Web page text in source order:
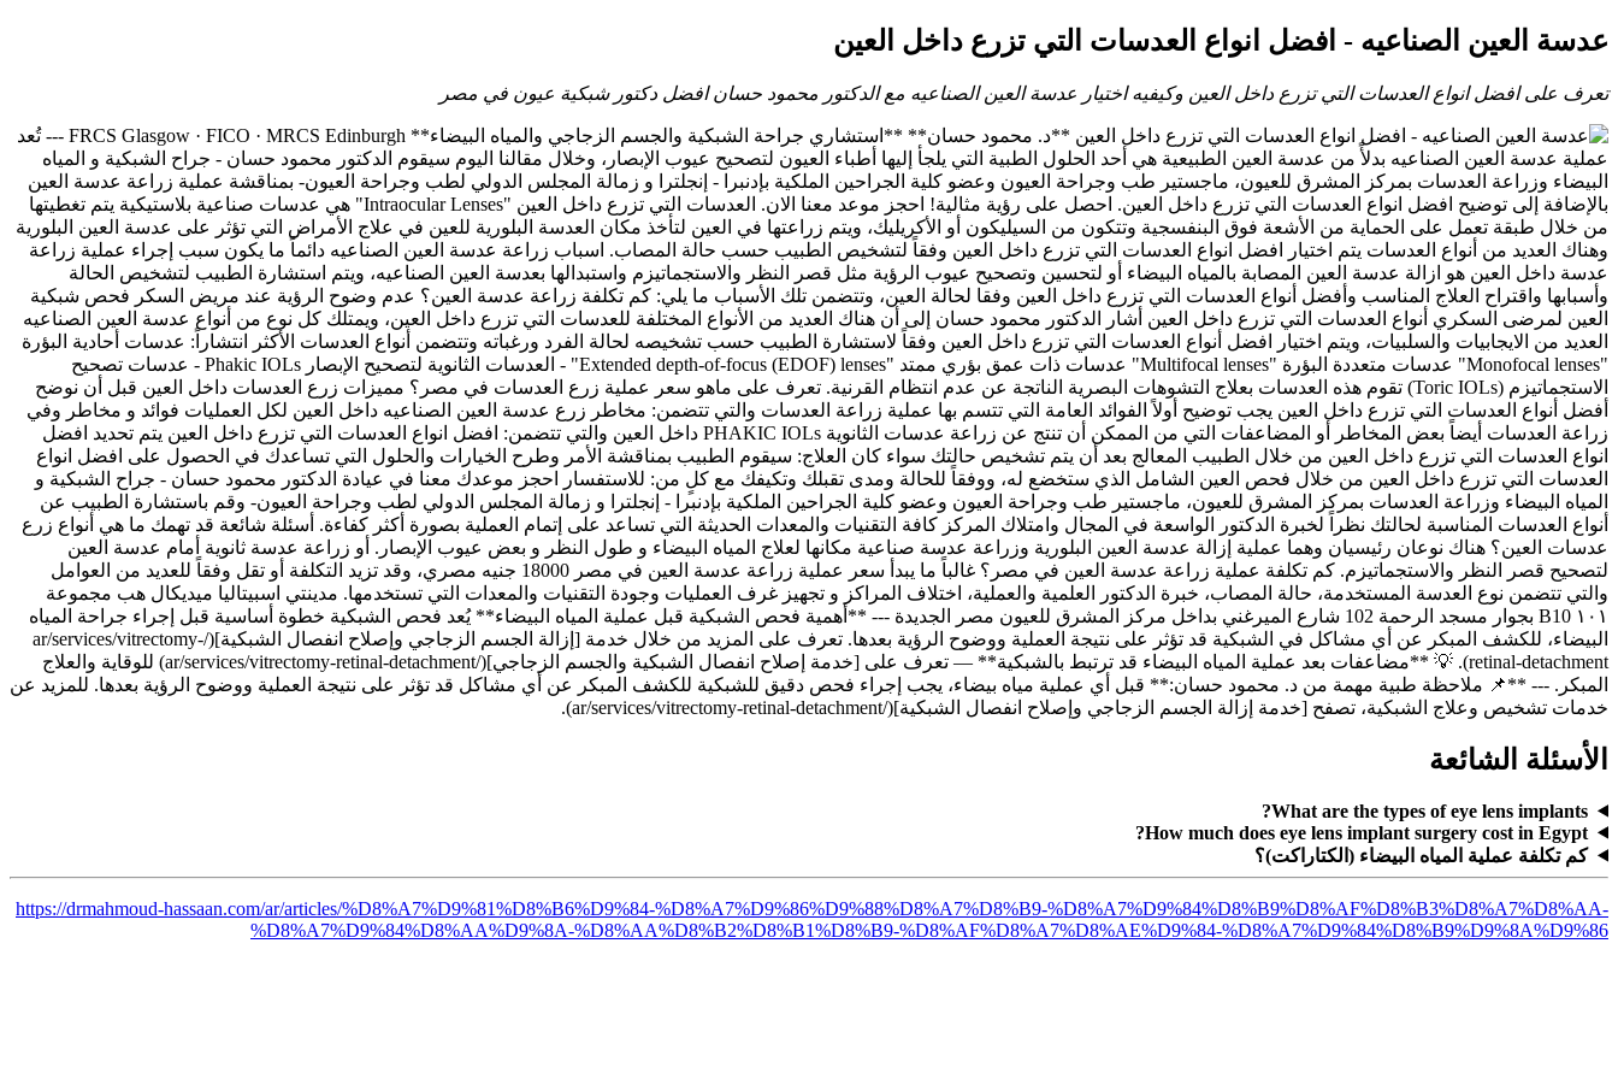
عدسة العين الصناعيه - افضل انواع العدسات التي تزرع داخل العين
تعرف على افضل انواع العدسات التي تزرع داخل العين وكيفيه اختيار عدسة العين الصناعيه مع الدكتور محمود حسان افضل دكتور شبكية عيون في مصر
**د. محمود حسان** **استشاري جراحة الشبكية والجسم الزجاجي والمياه البيضاء** FRCS Glasgow · FICO · MRCS Edinburgh --- تُعد
عملية عدسة العين الصناعيه بدلأً من عدسة العين الطبيعية هي أحد الحلول الطبية التي يلجأ إليها أطباء العيون لتصحيح عيوب الإبصار، وخلال مقالنا اليوم سيقوم الدكتور محمود حسان - جراح الشبكية و المياه
البيضاء وزراعة العدسات بمركز المشرق للعيون، ماجستير طب وجراحة العيون وعضو كلية الجراحين الملكية بإدنبرا - إنجلترا و زمالة المجلس الدولي لطب وجراحة العيون- بمناقشة عملية زراعة عدسة العين
بالإضافة إلى توضيح افضل انواع العدسات التي تزرع داخل العين. احصل على رؤية مثالية! احجز موعد معنا الان. العدسات التي تزرع داخل العين "Intraocular Lenses" هي عدسات صناعية بلاستيكية يتم تغطيتها
من خلال طبقة تعمل على الحماية من الأشعة فوق البنفسجية وتتكون من السيليكون أو الأكريليك، ويتم زراعتها في العين لتأخذ مكان العدسة البلورية للعين في علاج الأمراض التي تؤثر على عدسة العين البلورية
وهناك العديد من أنواع العدسات يتم اختيار افضل انواع العدسات التي تزرع داخل العين وفقاً لتشخيص الطبيب حسب حالة المصاب. اسباب زراعة عدسة العين الصناعيه دائماً ما يكون سبب إجراء عملية زراعة
عدسة داخل العين هو ازالة عدسة العين المصابة بالمياه البيضاء أو لتحسين وتصحيح عيوب الرؤية مثل قصر النظر والاستجماتيزم واستبدالها بعدسة العين الصناعيه، ويتم استشارة الطبيب لتشخيص الحالة
وأسبابها واقتراح العلاج المناسب وأفضل أنواع العدسات التي تزرع داخل العين وفقا لحالة العين، وتتضمن تلك الأسباب ما يلي: كم تكلفة زراعة عدسة العين؟ عدم وضوح الرؤية عند مريض السكر فحص شبكية
العين لمرضى السكري أنواع العدسات التي تزرع داخل العين أشار الدكتور محمود حسان إلى أن هناك العديد من الأنواع المختلفة للعدسات التي تزرع داخل العين، ويمتلك كل نوع من أنواع عدسة العين الصناعيه
العديد من الايجابيات والسلبيات، ويتم اختيار افضل أنواع العدسات التي تزرع داخل العين وفقاً لاستشارة الطبيب حسب تشخيصه لحالة الفرد ورغباته وتتضمن أنواع العدسات الأكثر انتشاراً: عدسات أحادية البؤرة
"Monofocal lenses" عدسات متعددة البؤرة "Multifocal lenses" عدسات ذات عمق بؤري ممتد "Extended depth-of-focus (EDOF) lenses" - العدسات الثانوية لتصحيح الإبصار Phakic IOLs - عدسات تصحيح
الاستجماتيزم (Toric IOLs) تقوم هذه العدسات بعلاج التشوهات البصرية الناتجة عن عدم انتظام القرنية. تعرف على ماهو سعر عملية زرع العدسات في مصر؟ مميزات زرع العدسات داخل العين قبل أن نوضح
أفضل أنواع العدسات التي تزرع داخل العين يجب توضيح أولاً الفوائد العامة التي تتسم بها عملية زراعة العدسات والتي تتضمن: مخاطر زرع عدسة العين الصناعيه داخل العين لكل العمليات فوائد و مخاطر وفي
زراعة العدسات أيضاً بعض المخاطر أو المضاعفات التي من الممكن أن تنتج عن زراعة عدسات الثانوية PHAKIC IOLs داخل العين والتي تتضمن: افضل انواع العدسات التي تزرع داخل العين يتم تحديد افضل
انواع العدسات التي تزرع داخل العين من خلال الطبيب المعالج بعد أن يتم تشخيص حالتك سواء كان العلاج: سيقوم الطبيب بمناقشة الأمر وطرح الخيارات والحلول التي تساعدك في الحصول على افضل انواع
العدسات التي تزرع داخل العين من خلال فحص العين الشامل الذي ستخضع له، ووفقاً للحالة ومدى تقبلك وتكيفك مع كلٍ من: للاستفسار احجز موعدك معنا في عيادة الدكتور محمود حسان - جراح الشبكية و
المياه البيضاء وزراعة العدسات بمركز المشرق للعيون، ماجستير طب وجراحة العيون وعضو كلية الجراحين الملكية بإدنبرا - إنجلترا و زمالة المجلس الدولي لطب وجراحة العيون- وقم باستشارة الطبيب عن
أنواع العدسات المناسبة لحالتك نظراً لخبرة الدكتور الواسعة في المجال وامتلاك المركز كافة التقنيات والمعدات الحديثة التي تساعد على إتمام العملية بصورة أكثر كفاءة. أسئلة شائعة قد تهمك ما هي أنواع زرع
عدسات العين؟ هناك نوعان رئيسيان وهما عملية إزالة عدسة العين البلورية وزراعة عدسة صناعية مكانها لعلاج المياه البيضاء و طول النظر و بعض عيوب الإبصار. أو زراعة عدسة ثانوية أمام عدسة العين
لتصحيح قصر النظر والاستجماتيزم. كم تكلفة عملية زراعة عدسة العين في مصر؟ غالباً ما يبدأ سعر عملية زراعة عدسة العين في مصر 18000 جنيه مصري، وقد تزيد التكلفة أو تقل وفقاً للعديد من العوامل
والتي تتضمن نوع العدسة المستخدمة، حالة المصاب، خبرة الدكتور العلمية والعملية، اختلاف المراكز و تجهيز غرف العمليات وجودة التقنيات والمعدات التي تستخدمها. مدينتي اسبيتاليا ميديكال هب مجموعة
١٠١ B10 بجوار مسجد الرحمة 102 شارع الميرغني بداخل مركز المشرق للعيون مصر الجديدة --- **أهمية فحص الشبكية قبل عملية المياه البيضاء** يُعد فحص الشبكية خطوة أساسية قبل إجراء جراحة المياه
البيضاء، للكشف المبكر عن أي مشاكل في الشبكية قد تؤثر على نتيجة العملية ووضوح الرؤية بعدها. تعرف على المزيد من خلال خدمة [إزالة الجسم الزجاجي وإصلاح انفصال الشبكية](/ar/services/vitrectomy-
retinal-detachment). 💡 **مضاعفات بعد عملية المياه البيضاء قد ترتبط بالشبكية** — تعرف على [خدمة إصلاح انفصال الشبكية والجسم الزجاجي](/ar/services/vitrectomy-retinal-detachment) للوقاية والعلاج
المبكر. --- **📌 ملاحظة طبية مهمة من د. محمود حسان:** قبل أي عملية مياه بيضاء، يجب إجراء فحص دقيق للشبكية للكشف المبكر عن أي مشاكل قد تؤثر على نتيجة العملية ووضوح الرؤية بعدها. للمزيد عن
خدمات تشخيص وعلاج الشبكية، تصفح [خدمة إزالة الجسم الزجاجي وإصلاح انفصال الشبكية](/ar/services/vitrectomy-retinal-detachment).
الأسئلة الشائعة
What are the types of eye lens implants?
How much does eye lens implant surgery cost in Egypt?
كم تكلفة عملية المياه البيضاء (الكتاراكت)؟
https://drmahmoud-hassaan.com/ar/articles/%D8%A7%D9%81%D8%B6%D9%84-%D8%A7%D9%86%D9%88%D8%A7%D8%B9-%D8%A7%D9%84%D8%B9%D8%AF%D8%B3%D8%A7%D8%AA-
%D8%A7%D9%84%D8%AA%D9%8A-%D8%AA%D8%B2%D8%B1%D8%B9-%D8%AF%D8%A7%D8%AE%D9%84-%D8%A7%D9%84%D8%B9%D9%8A%D9%86